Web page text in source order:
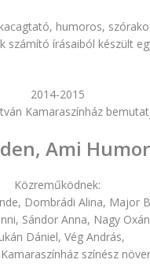
humoros,
számító írásaiból készült
2014-2015
Kamaraszínház
Ami Humor
Közreműködnek:
Dombrádi Alina, Major
Sándor Anna, Nagy
Dániel, Vég András,
színész